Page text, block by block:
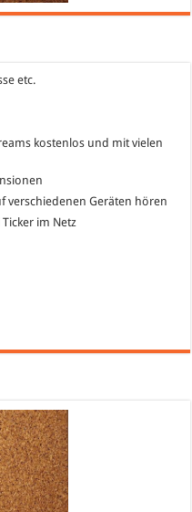
etc.
kostenlos und mit vielen
verschiedenen Geräten hören
im Netz